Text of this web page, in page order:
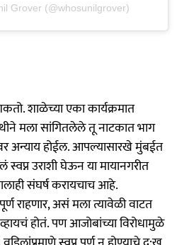
Grover (@whosunilgrover)
शाळेच्या एका कार्यक्रमात
मला सांगितलेले तू नाटकात भाग
अन्याय होईल. आपल्यासारखे मुंबईत
उराशी घेऊन या मायानगरीत
संघर्ष करायचाच आहे.
राहणार, असं मला त्यावेळी वाटत
होतं. पण आजोबांच्या विरोधामुळे